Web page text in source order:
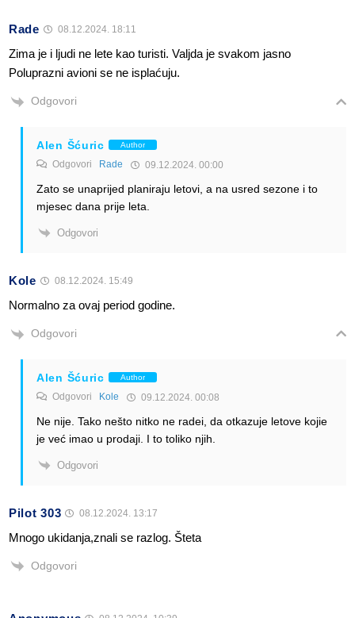
Rade 08.12.2024. 18:11
Zima je i ljudi ne lete kao turisti. Valjda je svakom jasno
Poluprazni avioni se ne isplaćuju.
Odgovori
Alen Šćuric Author
Odgovori Rade 09.12.2024. 00:00
Zato se unaprijed planiraju letovi, a na usred sezone i to
mjesec dana prije leta.
Odgovori
Kole 08.12.2024. 15:49
Normalno za ovaj period godine.
Odgovori
Alen Šćuric Author
Odgovori Kole 09.12.2024. 00:08
Ne nije. Tako nešto nitko ne radei, da otkazuje letove kojie
je već imao u prodaji. I to toliko njih.
Odgovori
Pilot 303 08.12.2024. 13:17
Mnogo ukidanja,znali se razlog. Šteta
Odgovori